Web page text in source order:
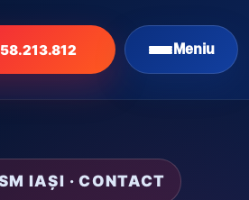
Meniu
IAȘI · CONTACT